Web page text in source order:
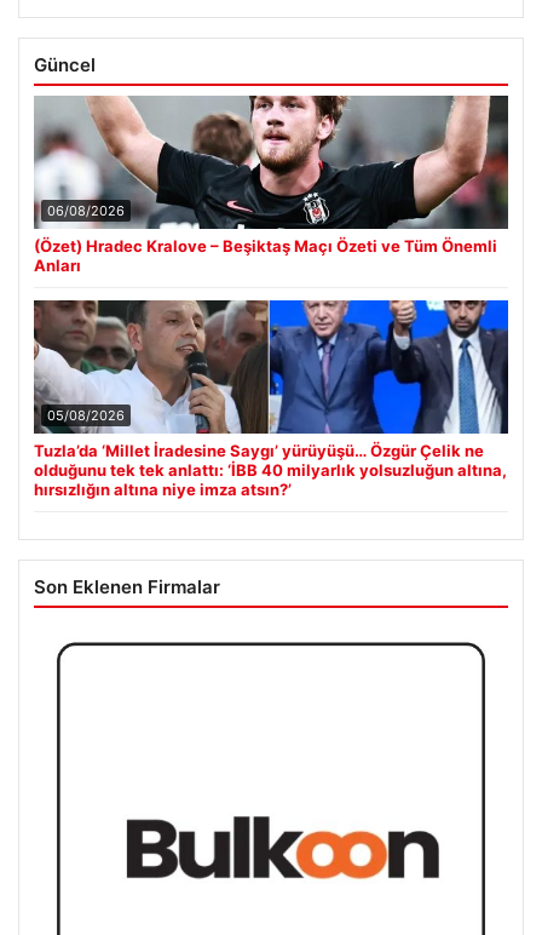
Güncel
06/08/2026
(Özet) Hradec Kralove – Beşiktaş Maçı Özeti ve Tüm Önemli
Anları
05/08/2026
Tuzla’da ‘Millet İradesine Saygı’ yürüyüşü… Özgür Çelik ne
olduğunu tek tek anlattı: ‘İBB 40 milyarlık yolsuzluğun altına,
hırsızlığın altına niye imza atsın?’
Son Eklenen Firmalar